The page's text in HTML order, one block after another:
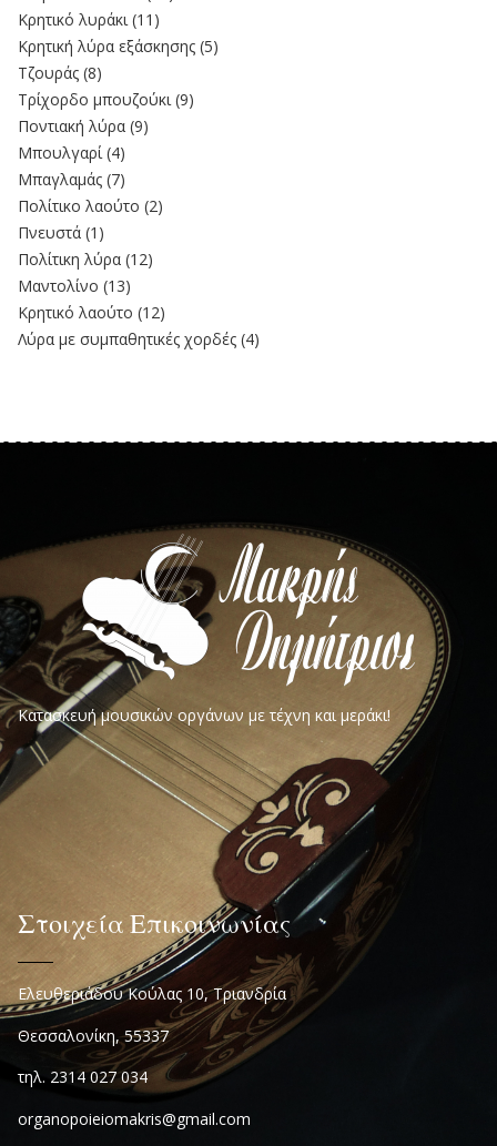
Kρητικό λυράκι (11)
Κρητική λύρα εξάσκησης (5)
Τζουράς (8)
Τρίχορδο μπουζούκι (9)
Ποντιακή λύρα (9)
Μπουλγαρί (4)
Μπαγλαμάς (7)
Πολίτικο λαούτο (2)
Πνευστά (1)
Πολίτικη λύρα (12)
Μαντολίνο (13)
Κρητικό λαούτο (12)
Λύρα με συμπαθητικές χορδές (4)
Κατασκευή μουσικών οργάνων με τέχνη και μεράκι!
Στοιχεία Επικοινωνίας
Ελευθεριάδου Κούλας 10, Τριανδρία
Θεσσαλονίκη, 55337
τηλ. 2314 027 034
organopoieiomakris@gmail.com